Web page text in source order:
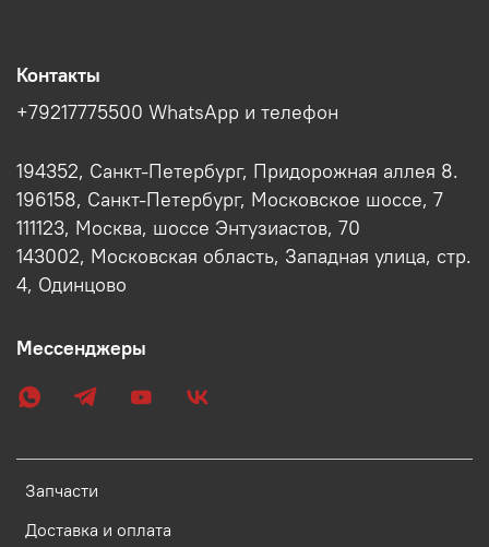
Запчасти
Доставка и оплата
Контакты
+79217775500 WhatsApp и телефон
194352, Санкт-Петербург, Придорожная аллея 8.
196158, Санкт-Петербург, Московское шоссе, 7
111123, Москва, шоссе Энтузиастов, 70
143002, Московская область, Западная улица, стр.
4, Одинцово
Мессенджеры